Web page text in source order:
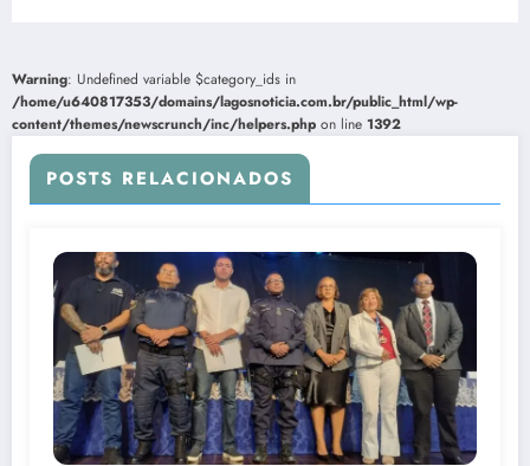
Warning: Undefined variable $category_ids in
/home/u640817353/domains/lagosnoticia.com.br/public_html/wp-
content/themes/newscrunch/inc/helpers.php on line 1392
POSTS RELACIONADOS